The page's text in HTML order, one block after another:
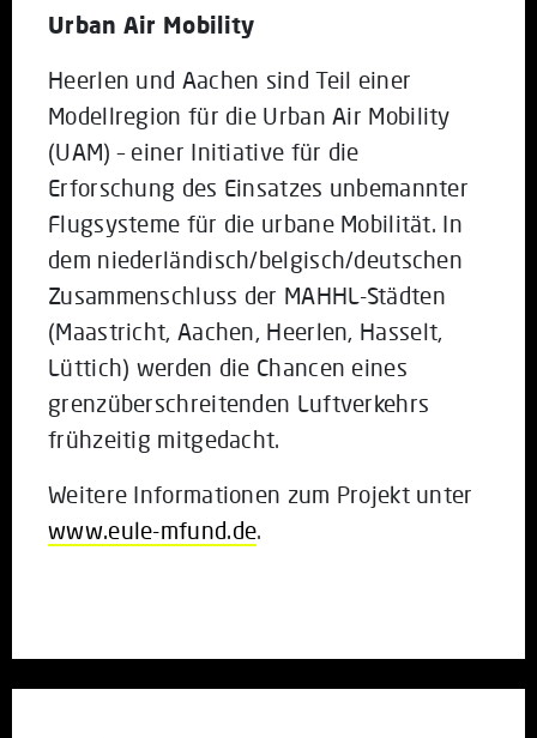
Urban Air Mobility
Heerlen und Aachen sind Teil einer
Modellregion für die Urban Air Mobility
(UAM) – einer Initiative für die
Erforschung des Einsatzes unbemannter
Flugsysteme für die urbane Mobilität. In
dem niederländisch/belgisch/deutschen
Zusammenschluss der MAHHL-Städten
(Maastricht, Aachen, Heerlen, Hasselt,
Lüttich) werden die Chancen eines
grenzüberschreitenden Luftverkehrs
frühzeitig mitgedacht.
Weitere Informationen zum Projekt unter
www.eule-mfund.de.